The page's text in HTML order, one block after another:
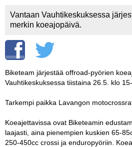
Vantaan Vauhtikeskuksessa
merkin koeajopäivä.
Biketeam järjestää offroad-pyörien
Vauhtikeskuksessa tiistaina 26.5. klo
Tarkempi paikka Lavangon
Koeajettavissa ovat Biketeamin
laajasti, aina pienempien kuskien 65-
250-450cc crossi ja enduropyöriin.